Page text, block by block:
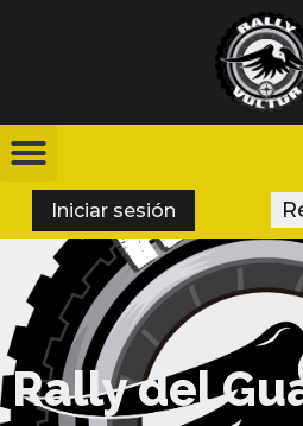
Iniciar sesión
Rally del